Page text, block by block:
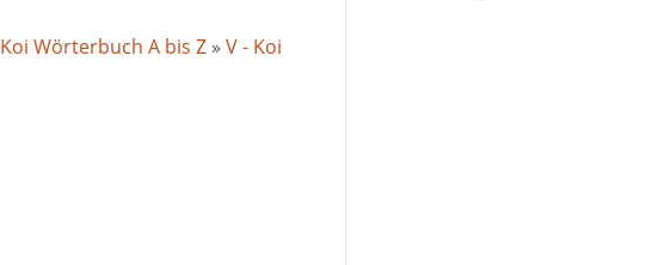
Koi Wörterbuch A bis Z » V - Koi